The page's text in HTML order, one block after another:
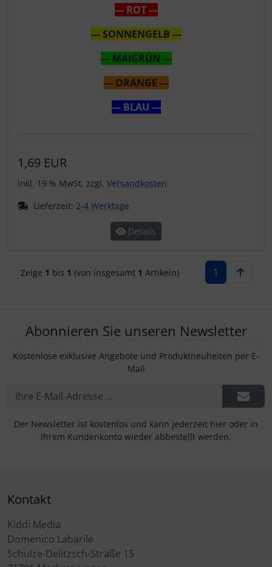
--- ROT ---
--- SONNENGELB ---
--- MAIGRÜN ---
--- ORANGE ---
--- BLAU ---
1,69 EUR
inkl. 19 % MwSt. zzgl. Versandkosten
Lieferzeit: 2-4 Werktage
Details
Zeige 1 bis 1 (von insgesamt 1 Artikeln) 1
Abonnieren Sie unseren Newsletter
Kostenlose exklusive Angebote und Produktneuheiten per E-
Mail
Der Newsletter ist kostenlos und kann jederzeit hier oder in
Ihrem Kundenkonto wieder abbestellt werden.
Kontakt
Kiddi Media
Domenico Labarile
Schulze-Delitzsch-Straße 15